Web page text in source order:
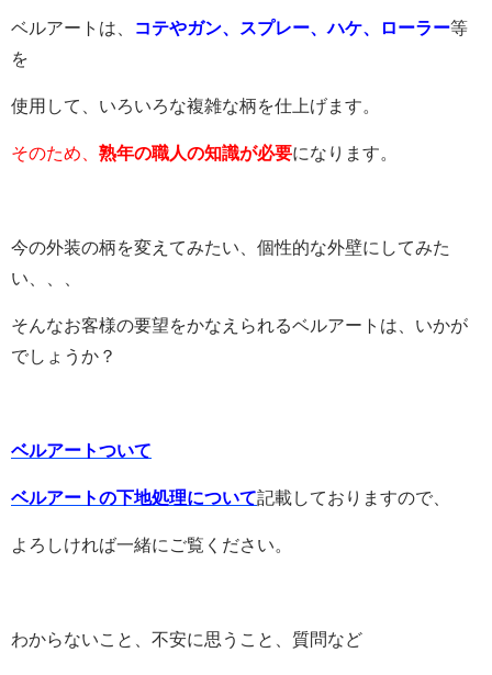
ベルアートは、 コテやガン、スプレー、ハケ、ローラー等
を
使用して、いろいろな複雑な柄を仕上げます。
そのため、 熟年の職人の知識が必要になります。
今の外装の柄を変えてみたい、個性的な外壁にしてみた
い、、、
そんなお客様の要望をかなえられるベルアートは、いかが
でしょうか？
ベルアートついて
ベルアートの下地処理について記載しておりますので、
よろしければ一緒にご覧ください。
わからないこと、不安に思うこと、質問など